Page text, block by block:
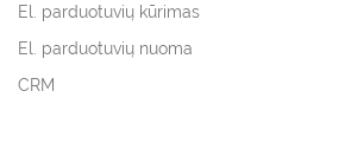
El. parduotuvių kūrimas
El. parduotuvių nuoma
CRM